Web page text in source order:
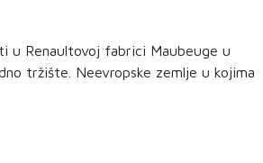
u Renaultovoj fabrici Maubeuge u
tržište. Neevropske zemlje u kojima